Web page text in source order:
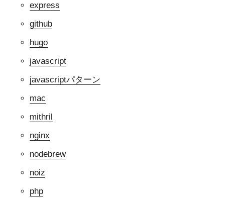
express
github
hugo
javascript
javascriptパターン
mac
mithril
nginx
nodebrew
noiz
php